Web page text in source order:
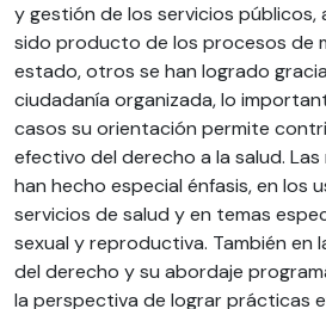
y gestión de los servicios públicos,
sido producto de los procesos de
estado, otros se han logrado
ciudadanía organizada, lo
casos su orientación permite
efectivo del derecho a la salud.
han hecho especial énfasis, en los
servicios de salud y en temas
sexual y reproductiva. También en
del derecho y su abordaje
la perspectiva de lograr prácticas